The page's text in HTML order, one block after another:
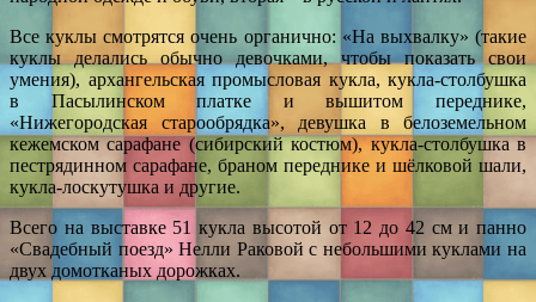
Все куклы смотрятся очень органично: «На выхвалку» (такие
куклы делались обычно девочками, чтобы показать свои
умения), архангельская промысловая кукла, кукла-столбушка
в Пасылинском платке и вышитом переднике,
«Нижегородская старообрядка», девушка в белоземельном
кежемском сарафане (сибирский костюм), кукла-столбушка в
пестрядинном сарафане, браном переднике и шёлковой шали,
кукла-лоскутушка и другие.
Всего на выставке 51 кукла высотой от 12 до 42 см и панно
«Свадебный поезд» Нелли Раковой с небольшими куклами на
двух домотканых дорожках.